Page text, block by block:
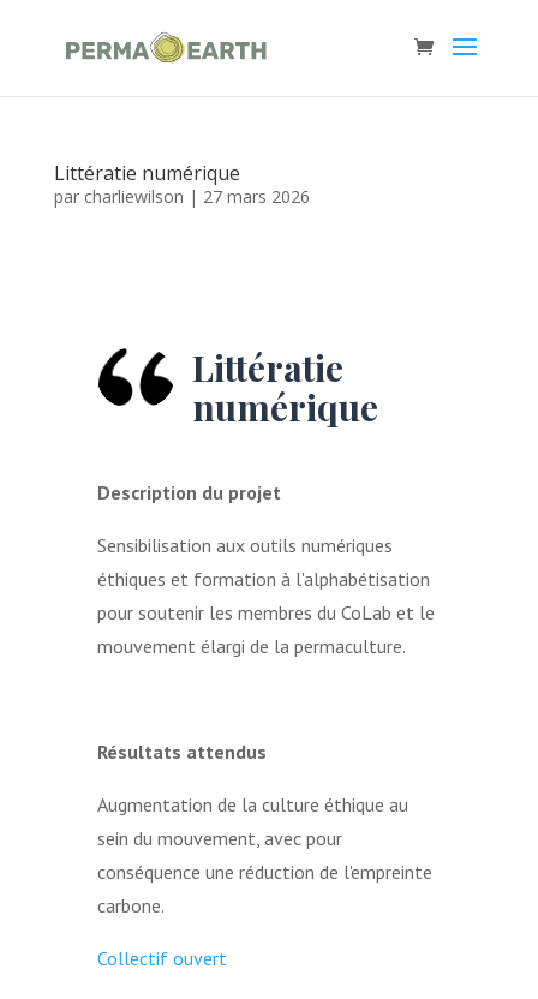
Littératie numérique
par charliewilson | 27 mars 2026
Littératie
numérique
Description du projet
Sensibilisation aux outils numériques
éthiques et formation à l'alphabétisation
pour soutenir les membres du CoLab et le
mouvement élargi de la permaculture.
Résultats attendus
Augmentation de la culture éthique au
sein du mouvement, avec pour
conséquence une réduction de l'empreinte
carbone.
Collectif ouvert